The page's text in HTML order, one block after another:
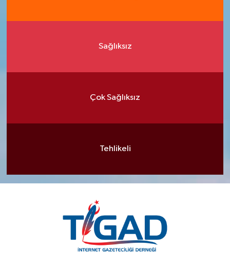
Sağlıksız
Çok Sağlıksız
Tehlikeli